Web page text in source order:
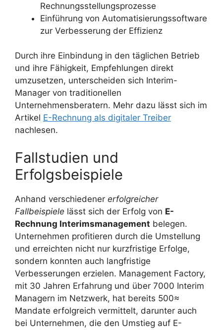
Rechnungsstellungsprozesse
Einführung von Automatisierungssoftware
zur Verbesserung der Effizienz
Durch ihre Einbindung in den täglichen Betrieb
und ihre Fähigkeit, Empfehlungen direkt
umzusetzen, unterscheiden sich Interim-
Manager von traditionellen
Unternehmensberatern. Mehr dazu lässt sich im
Artikel E-Rechnung als digitaler Treiber
nachlesen.
Fallstudien und
Erfolgsbeispiele
Anhand verschiedener erfolgreicher
Fallbeispiele lässt sich der Erfolg von E-
Rechnung Interimsmanagement belegen.
Unternehmen profitieren durch die Umstellung
und erreichten nicht nur kurzfristige Erfolge,
sondern konnten auch langfristige
Verbesserungen erzielen. Management Factory,
mit 30 Jahren Erfahrung und über 7000 Interim
Managern im Netzwerk, hat bereits 500≈
Mandate erfolgreich vermittelt, darunter auch
bei Unternehmen, die den Umstieg auf E-